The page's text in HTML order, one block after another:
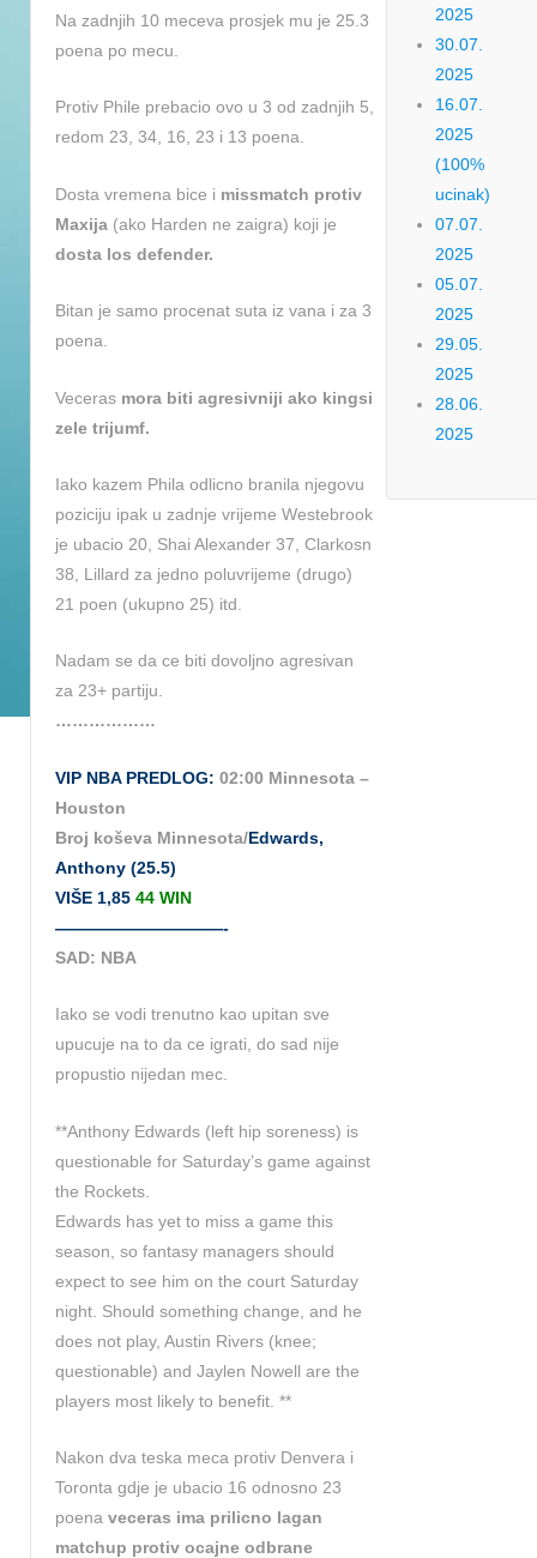
Na zadnjih 10 meceva prosjek mu je 25.3
poena po mecu.
Protiv Phile prebacio ovo u 3 od zadnjih 5,
redom 23, 34, 16, 23 i 13 poena.
Dosta vremena bice i missmatch protiv
Maxija (ako Harden ne zaigra) koji je
dosta los defender.
Bitan je samo procenat suta iz vana i za 3
poena.
Veceras mora biti agresivniji ako kingsi
zele trijumf.
Iako kazem Phila odlicno branila njegovu
poziciju ipak u zadnje vrijeme Westebrook
je ubacio 20, Shai Alexander 37, Clarkosn
38, Lillard za jedno poluvrijeme (drugo)
21 poen (ukupno 25) itd.
Nadam se da ce biti dovoljno agresivan
za 23+ partiju.
………………
VIP NBA PREDLOG: 02:00 Minnesota –
Houston
Broj koševa Minnesota/Edwards,
Anthony (25.5)
VIŠE 1,85 44 WIN
——————————-
SAD: NBA
Iako se vodi trenutno kao upitan sve
upucuje na to da ce igrati, do sad nije
propustio nijedan mec.
**Anthony Edwards (left hip soreness) is
questionable for Saturday’s game against
the Rockets.
Edwards has yet to miss a game this
season, so fantasy managers should
expect to see him on the court Saturday
night. Should something change, and he
does not play, Austin Rivers (knee;
questionable) and Jaylen Nowell are the
players most likely to benefit. **
Nakon dva teska meca protiv Denvera i
Toronta gdje je ubacio 16 odnosno 23
poena veceras ima prilicno lagan
matchup protiv ocajne odbrane
2025
30.07.
2025
16.07.
2025
(100%
ucinak)
07.07.
2025
05.07.
2025
29.05.
2025
28.06.
2025